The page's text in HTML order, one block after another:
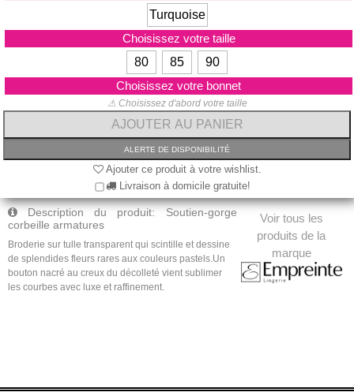
Turquoise
Choisissez votre taille
80
85
90
Choisissez votre bonnet
⚠ Choisissez d'abord votre taille
Ajouter ce produit à votre wishlist.
Livraison à domicile gratuite!
Voir tous les
produits de la
marque
Description du produit: Soutien-gorge
corbeille armatures
Broderie sur tulle transparent qui scintille et dessine
de splendides fleurs rares aux couleurs pastels.Un
bouton nacré au creux du décolleté vient sublimer
les courbes avec luxe et raffinement.